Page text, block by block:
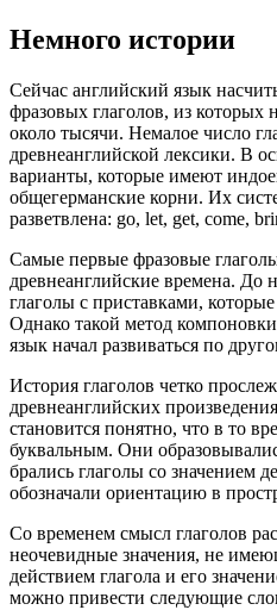
Немного истории
Сейчас английский язык
фразовых глаголов, из которых
около тысячи. Немалое число
древнеанглийской лексики. В
варианты, которые имеют
общегерманские корни. Их
разветвлена: go, let, get, come,
Самые первые фразовые
древнеанглийские времена. До
глаголы с приставками,
Однако такой метод
язык начал развиваться по
История глаголов четко
древнеанглийских
становится понятно, что в то
буквальным. Они
брались глаголы со значением
обозначали ориентацию в
Со временем смысл глаголов
неочевидные значения, не
действием глагола и его
можно привести следующие